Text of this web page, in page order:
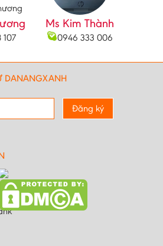
107
Ms Kim Thành
0946 333 006
DANANGXANH
Đăng ký